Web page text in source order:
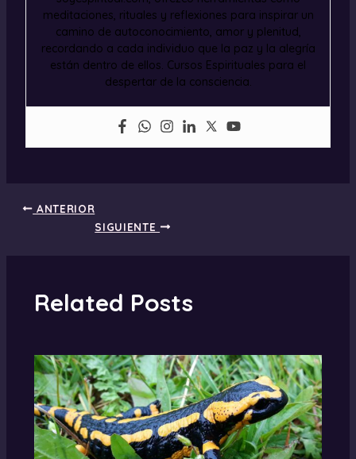
meditaciones, rituales y reflexiones para inspirar un
camino de autoconocimiento, amor y plenitud,
recordando a cada individuo que la paz y la alegría
están dentro de ellos. Cursos Espirituales para el
despertar de la consciencia.
ANTERIOR
SIGUIENTE
Related Posts